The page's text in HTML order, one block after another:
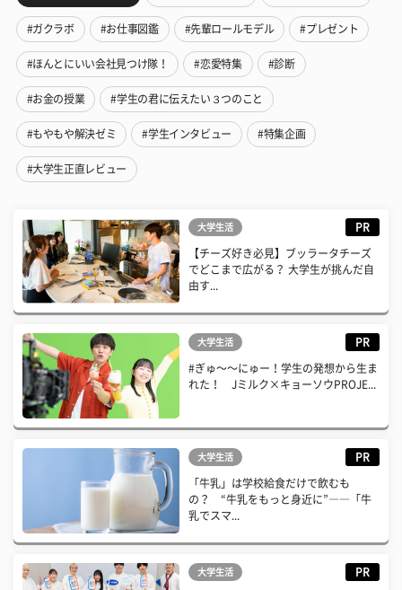
#ガクラボ #お仕事図鑑 #先輩ロールモデル #プレゼント
#ほんとにいい会社見つけ隊！ #恋愛特集 #診断
#お金の授業 #学生の君に伝えたい３つのこと
#もやもや解決ゼミ #学生インタビュー #特集企画
#大学生正直レビュー
大学生活 PR
【チーズ好き必見】ブッラータチーズ
でどこまで広がる？ 大学生が挑んだ自
由す...
大学生活 PR
#ぎゅ〜〜にゅー！学生の発想から生ま
れた！ Jミルク×キョーソウPROJE...
大学生活 PR
「牛乳」は学校給食だけで飲むも
の？ “牛乳をもっと身近に”――「牛
乳でスマ...
大学生活 PR